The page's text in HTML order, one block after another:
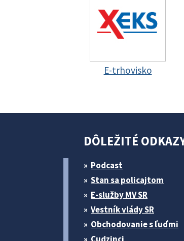
E-trhovisko
DÔLEŽITÉ
Podcast
Stan sa policajtom
E-služby MV SR
Vestník vlády SR
Obchodovanie s ľuďmi